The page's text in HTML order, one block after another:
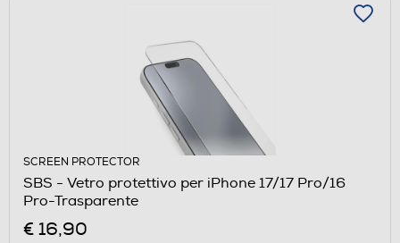
SCREEN PROTECTOR
SBS - Vetro protettivo per iPhone 17/17 Pro/16
Pro-Trasparente
€ 16,90